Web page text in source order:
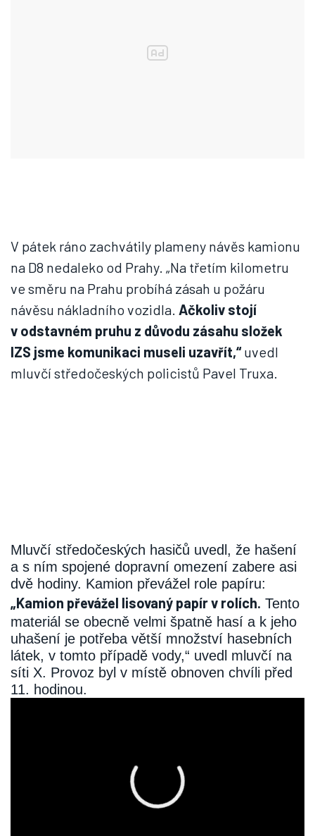
V pátek ráno zachvátily plameny návěs kamionu
na D8 nedaleko od Prahy. „Na třetím kilometru
ve směru na Prahu probíhá zásah u požáru
návěsu nákladního vozidla. Ačkoliv stojí
v odstavném pruhu z důvodu zásahu složek
IZS jsme komunikaci museli uzavřít,“uvedl
mluvčí středočeských policistů Pavel Truxa.
Mluvčí středočeských hasičů uvedl, že hašení
a s ním spojené dopravní omezení zabere asi
dvě hodiny. Kamion převážel role papíru:
„Kamion převážel lisovaný papír v rolích. Tento
materiál se obecně velmi špatně hasí a k jeho
uhašení je potřeba větší množství hasebních
látek, v tomto případě vody,“ uvedl mluvčí na
síti X. Provoz byl v místě obnoven chvíli před
11. hodinou.